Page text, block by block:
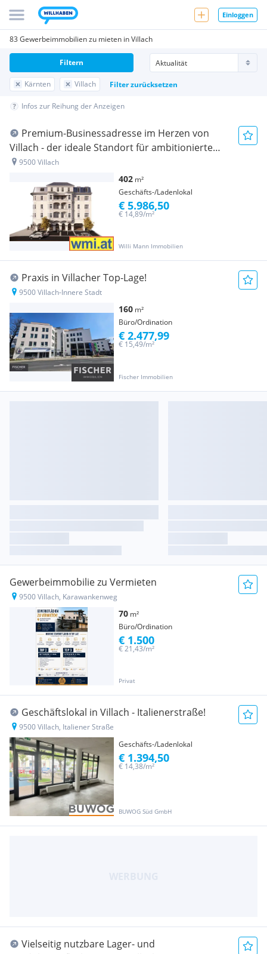
Einloggen
83 Gewerbeimmobilien zu mieten in Villach
Kärnten Villach Filter zurücksetzen
Filtern
Infos zur Reihung der Anzeigen
Premium-Businessadresse im Herzen von
Villach - der ideale Standort für ambitionierte
Unternehmen
9500 Villach
402 m²
Geschäfts-/Ladenlokal
Willi Mann Immobilien
€ 14,89/m²
€ 5.986,50
Praxis in Villacher Top-Lage!
9500 Villach-Innere Stadt
160 m²
Büro/Ordination
Fischer Immobilien
€ 15,49/m²
€ 2.477,99
Gewerbeimmobilie zu Vermieten
9500 Villach, Karawankenweg
70 m²
Büro/Ordination
Privat
€ 21,43/m²
€ 1.500
Geschäftslokal in Villach - Italienerstraße!
9500 Villach, Italiener Straße
Geschäfts-/Ladenlokal
BUWOG Süd GmbH
€ 14,38/m²
€ 1.394,50
Vielseitig nutzbare Lager- und